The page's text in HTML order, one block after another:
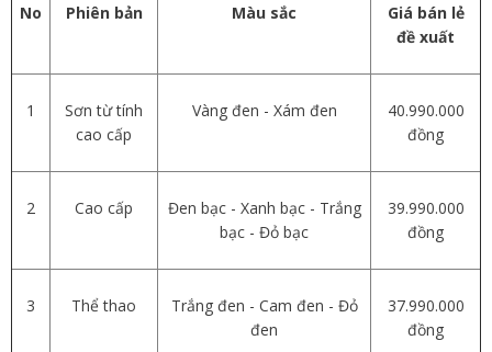
No Phiên bản Màu sắc
Giá bán lẻ
đề xuất
1
Sơn từ tính
cao cấp
Vàng đen - Xám đen
40.990.000
đồng
2 Cao cấp
Đen bạc - Xanh bạc - Trắng
bạc - Đỏ bạc
39.990.000
đồng
3 Thể thao
Trắng đen - Cam đen - Đỏ
đen
37.990.000
đồng